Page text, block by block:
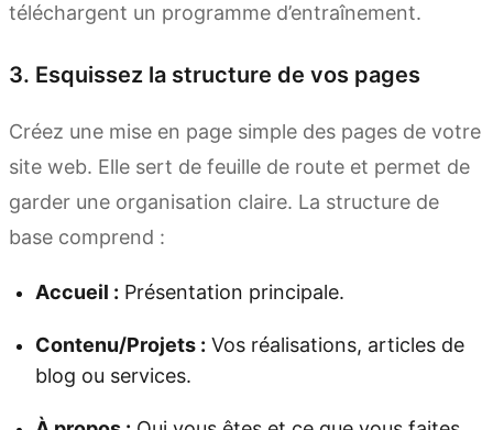
téléchargent un programme d’entraînement.
3. Esquissez la structure de vos pages
Créez une mise en page simple des pages de votre
site web. Elle sert de feuille de route et permet de
garder une organisation claire. La structure de
base comprend :
Accueil : Présentation principale.
Contenu/Projets : Vos réalisations, articles de
blog ou services.